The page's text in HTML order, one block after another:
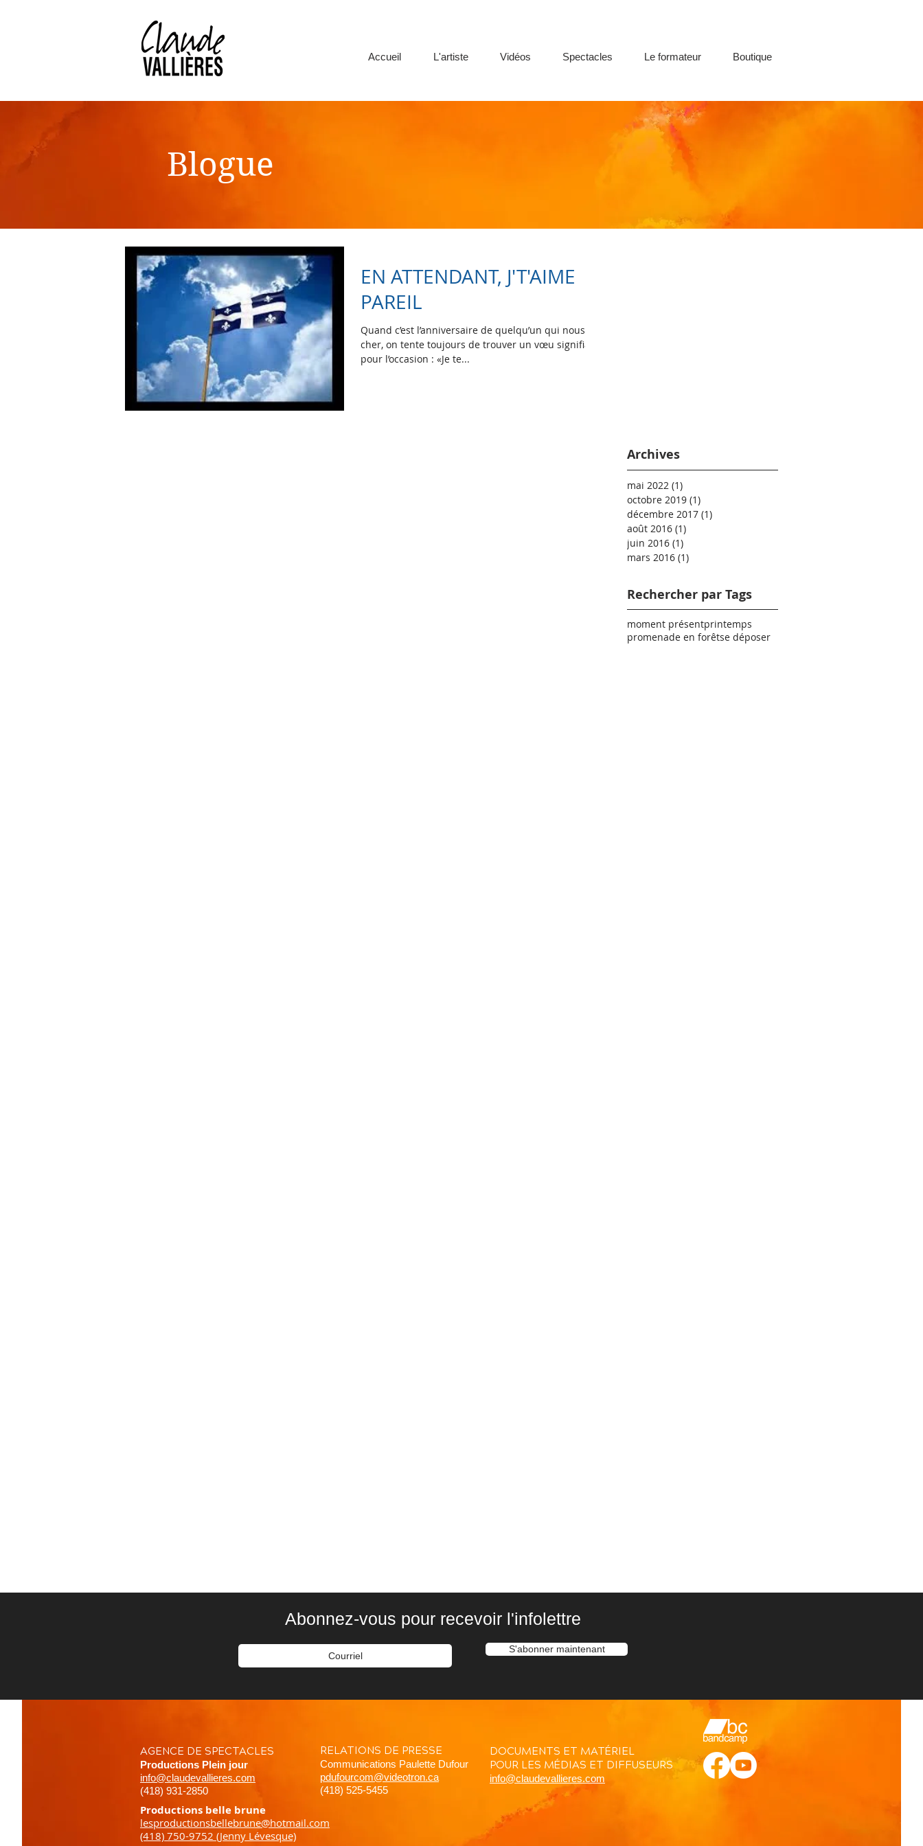
Accueil L'artiste Vidéos Spectacles Le formateur Boutique
Blogue
EN ATTENDANT, J'T'AIME
PAREIL
Quand c’est l’anniversaire de quelqu’un qui nous est
cher, on tente toujours de trouver un vœu signifiant
pour l’occasion : «Je te...
Archives
mai 2022 (1)
octobre 2019 (1)
décembre 2017 (1)
août 2016 (1)
juin 2016 (1)
mars 2016 (1)
Rechercher par Tags
moment présentprintemps
promenade en forêtse déposer
Abonnez-vous pour recevoir l'infolettre
S'abonner maintenant
AGENCE DE SPECTACLES
Productions Plein jour
info@claudevallieres.com
(418) 931-2850
Productions belle brune
lesproductionsbellebrune@hotmail.com
(418) 750-9752 (Jenny Lévesque)
RELATIONS DE PRESSE
Communications Paulette Dufour
pdufourcom@videotron.ca
(418) 525-5455
DOCUMENTS ET MATÉRIEL
POUR LES MÉDIAS ET DIFFUSEURS
info@claudevallieres.com